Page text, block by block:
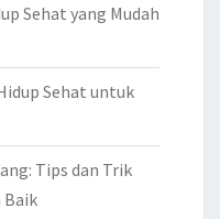
Sehat yang Mudah
Sehat untuk
Tips dan Trik
Baik